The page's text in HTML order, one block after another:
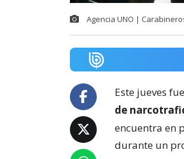
Agencia UNO |
Este jueves
de
encuentra en
durante un